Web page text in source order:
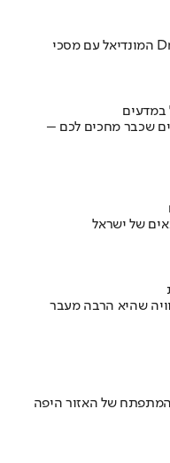
במדעים
שכבר מחכים לכם –
של ישראל
שהיא הרבה מעבר
המתפתח של האזור היפה